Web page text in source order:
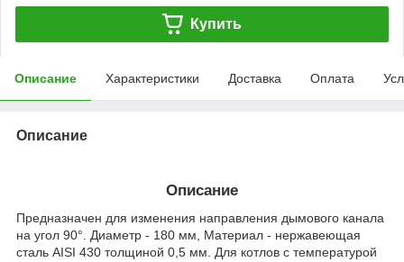
Купить
Описание Характеристики Доставка Оплата
Описание
Описание
Предназначен для изменения направления дымового канала
на угол 90°. Диаметр - 180 мм, Материал - нержавеющая
сталь AISI 430 толщиной 0,5 мм. Для котлов с температурой